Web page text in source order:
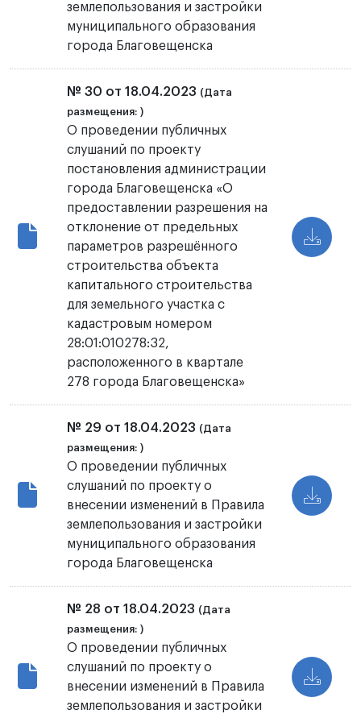
землепользования и застройки
муниципального образования
города Благовещенска
№ 30 от 18.04.2023 (Дата
размещения: )
О проведении публичных
слушаний по проекту
постановления администрации
города Благовещенска «О
предоставлении разрешения на
отклонение от предельных
параметров разрешённого
строительства объекта
капитального строительства
для земельного участка с
кадастровым номером
28:01:010278:32,
расположенного в квартале
278 города Благовещенска»
№ 29 от 18.04.2023 (Дата
размещения: )
О проведении публичных
слушаний по проекту о
внесении изменений в Правила
землепользования и застройки
муниципального образования
города Благовещенска
№ 28 от 18.04.2023 (Дата
размещения: )
О проведении публичных
слушаний по проекту о
внесении изменений в Правила
землепользования и застройки